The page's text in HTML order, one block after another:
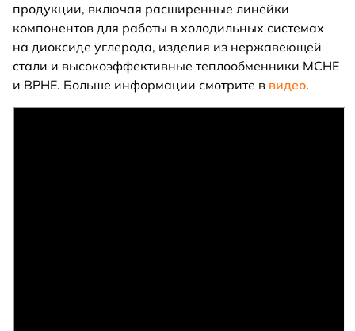
продукции, включая расширенные линейки
компонентов для работы в холодильных системах
на диоксиде углерода, изделия из нержавеющей
стали и высокоэффективные теплообменники MCHE
и BPHE. Больше информации смотрите в видео.